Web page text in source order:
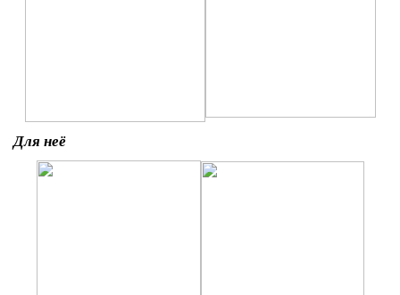
Для неё